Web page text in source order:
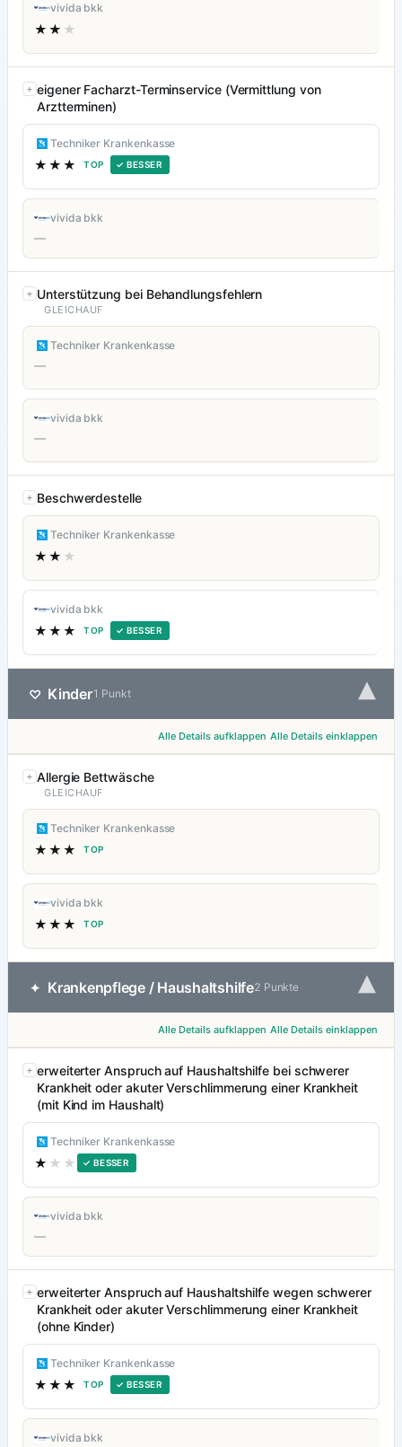
vivida bkk
★★ ★
eigener Facharzt-Terminservice (Vermittlung von
Arztterminen)
Techniker Krankenkasse
★★★ TOP ✓ BESSER
vivida bkk
—
Unterstützung bei Behandlungsfehlern
GLEICHAUF
Techniker Krankenkasse
—
vivida bkk
—
Beschwerdestelle
Techniker Krankenkasse
★★ ★
vivida bkk
★★★ TOP ✓ BESSER
♡ Kinder1 Punkt ▾
Alle Details aufklappen Alle Details einklappen
Allergie Bettwäsche
GLEICHAUF
Techniker Krankenkasse
★★★ TOP
vivida bkk
★★★ TOP
✦ Krankenpflege / Haushaltshilfe2 Punkte ▾
Alle Details aufklappen Alle Details einklappen
erweiterter Anspruch auf Haushaltshilfe bei schwerer
Krankheit oder akuter Verschlimmerung einer Krankheit
(mit Kind im Haushalt)
Techniker Krankenkasse
★ ★★ ✓ BESSER
vivida bkk
—
erweiterter Anspruch auf Haushaltshilfe wegen schwerer
Krankheit oder akuter Verschlimmerung einer Krankheit
(ohne Kinder)
Techniker Krankenkasse
★★★ TOP ✓ BESSER
vivida bkk